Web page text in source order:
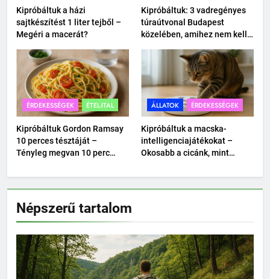
Kipróbáltuk a házi
sajtkészítést 1 liter tejből –
Megéri a macerát?
Kipróbáltuk: 3 vadregényes
túraútvonal Budapest
közelében, amihez nem kell
ÉRDEKESSÉGEK ÉTEL-ITAL
Kipróbáltuk Gordon Ramsay
10 perces tésztáját –
Tényleg megvan 10 perc
ÁLLATOK ÉRDEKESSÉGEK
Kipróbáltuk a macska-
intelligenciajátékokat –
Okosabb a cicánk, mint
Népszerű tartalom